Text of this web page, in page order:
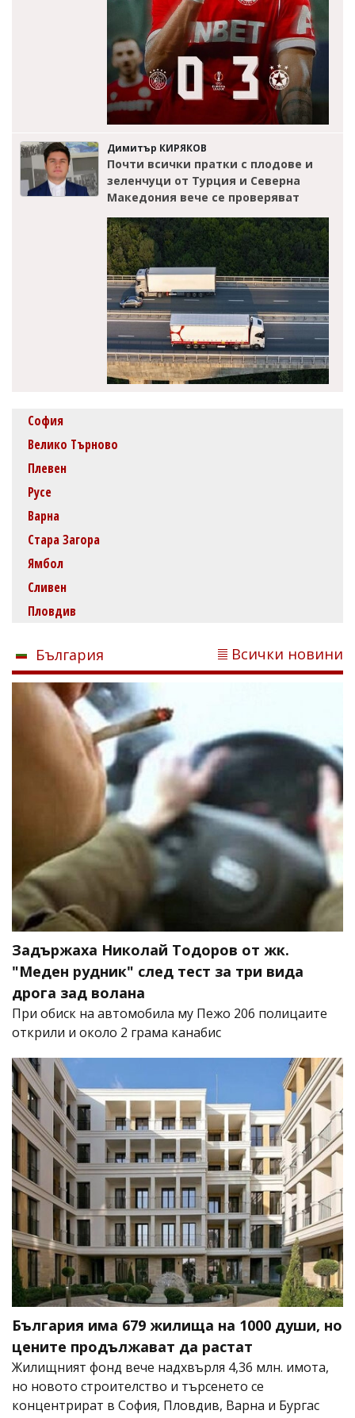
Димитър КИРЯКОВ
Почти всички пратки с плодове и
зеленчуци от Турция и Северна
Македония вече се проверяват
София
Велико Търново
Плевен
Русе
Варна
Стара Загора
Ямбол
Сливен
Пловдив
България Всички новини
Задържаха Николай Тодоров от жк.
"Меден рудник" след тест за три вида
дрога зад волана
При обиск на автомобила му Пежо 206 полицаите
открили и около 2 грама канабис
България има 679 жилища на 1000 души, но
цените продължават да растат
Жилищният фонд вече надхвърля 4,36 млн. имота,
но новото строителство и търсенето се
концентрират в София, Пловдив, Варна и Бургас